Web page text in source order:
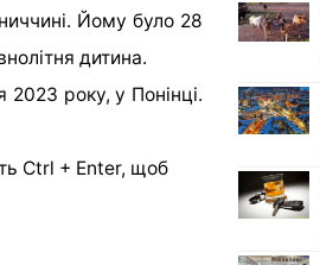
Йому було 28
дитина.
року, у Понінці.
Ctrl + Enter, щоб